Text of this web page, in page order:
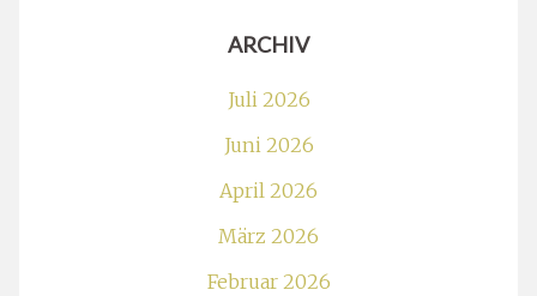
ARCHIV
Juli 2026
Juni 2026
April 2026
März 2026
Februar 2026